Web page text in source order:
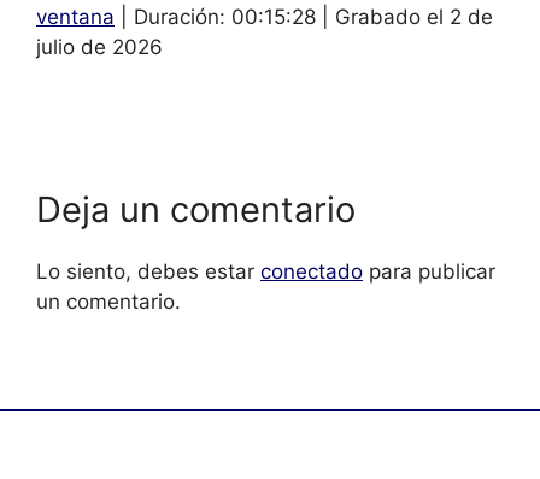
FEED RSS
COMPAR
TIR
ventana
Duración: 00:15:28
Grabado el 2 de
julio de 2026
Deja un comentario
Lo siento, debes estar conectado para publicar
un comentario.